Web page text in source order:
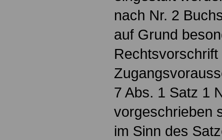
nach Nr. 2
auf Grund
7 Abs. 1 Satz 1
vorgeschrieben
im Sinn des